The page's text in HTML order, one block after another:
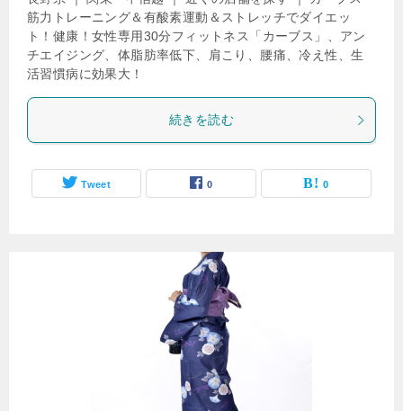
筋力トレーニング＆有酸素運動＆ストレッチでダイエッ
ト！健康！女性専用30分フィットネス「カーブス」、アン
チエイジング、体脂肪率低下、肩こり、腰痛、冷え性、生
活習慣病に効果大！
続きを読む
Tweet 0 0